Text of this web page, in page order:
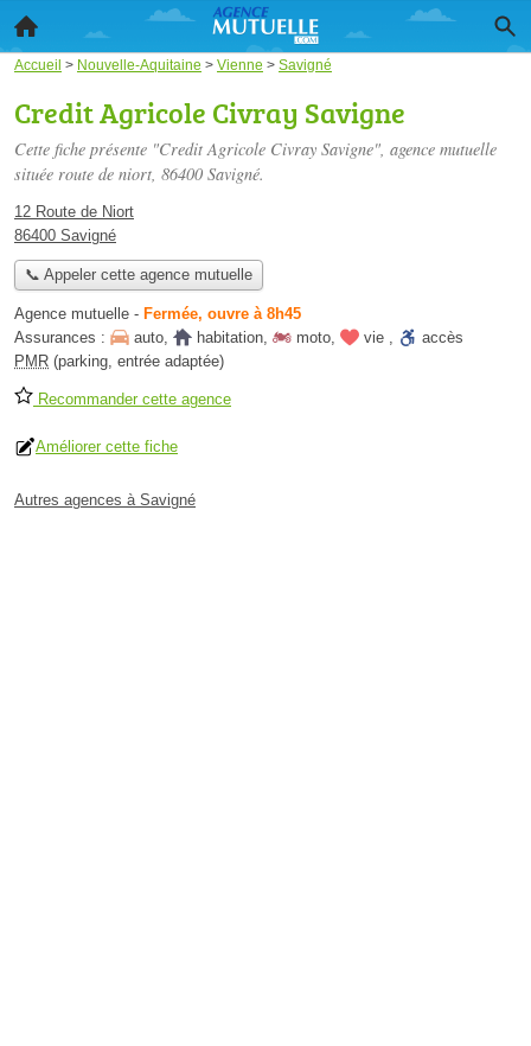
Accueil > Nouvelle-Aquitaine > Vienne > Savigné
Credit Agricole Civray Savigne
Cette fiche présente "Credit Agricole Civray Savigne", agence mutuelle
située route de niort, 86400 Savigné.
12 Route de Niort
86400 Savigné
📞 Appeler cette agence mutuelle
Agence mutuelle - Fermée, ouvre à 8h45
Assurances :
auto, habitation, moto, vie ,
accès
PMR (parking, entrée adaptée)
Recommander cette agence
Améliorer cette fiche
Autres agences à Savigné